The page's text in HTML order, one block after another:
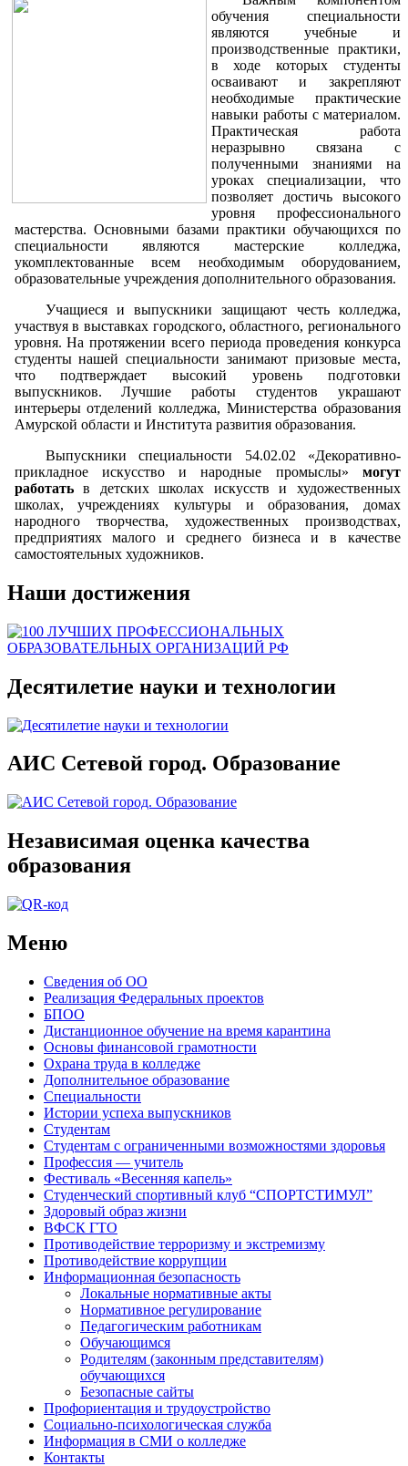
обучения специальности
являются учебные и
производственные практики,
в ходе которых студенты
осваивают и закрепляют
необходимые практические
навыки работы с материалом.
Практическая работа
неразрывно связана с
полученными знаниями на
уроках специализации, что
позволяет достичь высокого
уровня профессионального
мастерства. Основными базами практики обучающихся по
специальности являются мастерские колледжа,
укомплектованные всем необходимым оборудованием,
образовательные учреждения дополнительного образования.
Учащиеся и выпускники защищают честь колледжа,
участвуя в выставках городского, областного, регионального
уровня. На протяжении всего периода проведения конкурса
студенты нашей специальности занимают призовые места,
что подтверждает высокий уровень подготовки
выпускников. Лучшие работы студентов украшают
интерьеры отделений колледжа, Министерства образования
Амурской области и Института развития образования.
Выпускники специальности 54.02.02 «Декоративно-
прикладное искусство и народные промыслы» могут
работатьв детских школах искусств и художественных
школах, учреждениях культуры и образования, домах
народного творчества, художественных производствах,
предприятиях малого и среднего бизнеса и в качестве
самостоятельных художников.
Наши достижения
Десятилетие науки и технологии
АИС Сетевой город. Образование
Независимая оценка качества
образования
Меню
Сведения об ОО
Реализация Федеральных проектов
БПОО
Дистанционное обучение на время карантина
Основы финансовой грамотности
Охрана труда в колледже
Дополнительное образование
Специальности
Истории успеха выпускников
Студентам
Студентам с ограниченными возможностями здоровья
Профессия — учитель
Фестиваль «Весенняя капель»
Студенческий спортивный клуб “СПОРТСТИМУЛ”
Здоровый образ жизни
ВФСК ГТО
Противодействие терроризму и экстремизму
Противодействие коррупции
Информационная безопасность
Локальные нормативные акты
Нормативное регулирование
Педагогическим работникам
Обучающимся
Родителям (законным представителям)
обучающихся
Безопасные сайты
Профориентация и трудоустройство
Социально-психологическая служба
Информация в СМИ о колледже
Контакты